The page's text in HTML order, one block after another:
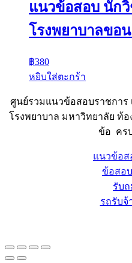
แนวข้อสอบ นัก
โรงพยาบาลขอ
฿380
หยิบใส่ตะกร้า
ศูนย์รวมแนวข้อสอบราชการ
โรงพยาบาล มหาวิทยาลัย ท้อ
ข้อ คร
แนวข้อส
ข้อสอ
รับ
รถรับจ้